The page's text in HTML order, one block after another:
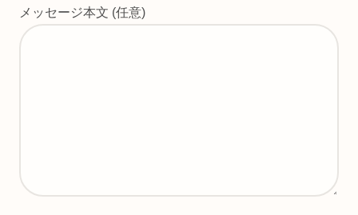
メッセージ本文 (任意)